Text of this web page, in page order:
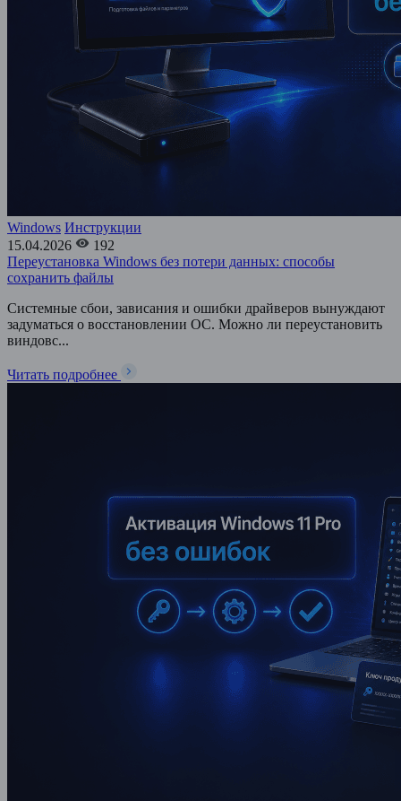
Windows Инструкции
15.04.2026
192
Переустановка Windows без потери данных: способы
сохранить файлы
Системные сбои, зависания и ошибки драйверов вынуждают
задуматься о восстановлении ОС. Можно ли переустановить
виндовс...
Читать подробнее